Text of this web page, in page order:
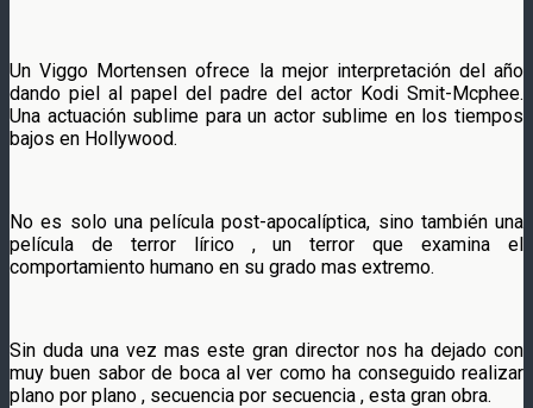
Un Viggo Mortensen ofrece la mejor interpretación del año
dando piel al papel del padre del actor Kodi Smit-Mcphee.
Una actuación sublime para un actor sublime en los tiempos
bajos en Hollywood.
No es solo una película post-apocalíptica, sino también una
película de terror lírico , un terror que examina el
comportamiento humano en su grado mas extremo.
Sin duda una vez mas este gran director nos ha dejado con
muy buen sabor de boca al ver como ha conseguido realizar
plano por plano , secuencia por secuencia , esta gran obra.